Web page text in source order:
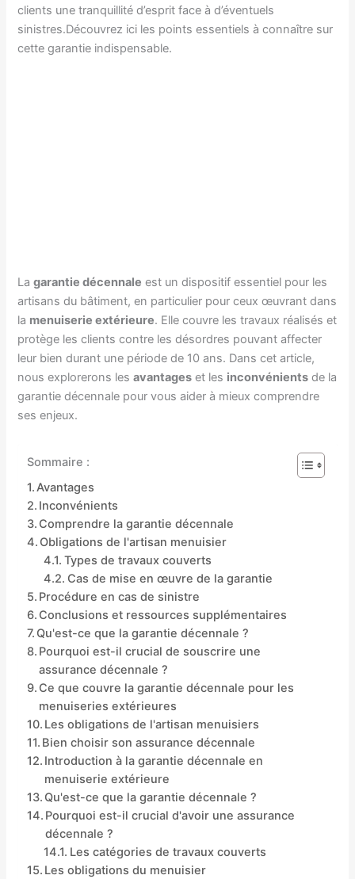
clients une tranquillité d’esprit face à d’éventuels
sinistres.Découvrez ici les points essentiels à connaître sur
cette garantie indispensable.
Lagarantie décennale est un dispositif essentiel pour les
artisans du bâtiment, en particulier pour ceux œuvrant dans
la menuiserie extérieure. Elle couvre les travaux réalisés et
protège les clients contre les désordres pouvant affecter
leur bien durant une période de 10 ans. Dans cet article,
nous explorerons lesavantages et les inconvénients de la
garantie décennale pour vous aider à mieux comprendre
ses enjeux.
Sommaire :
Avantages
Inconvénients
Comprendre la garantie décennale
Obligations de l'artisan menuisier
Types de travaux couverts
Cas de mise en œuvre de la garantie
Procédure en cas de sinistre
Conclusions et ressources supplémentaires
Qu'est-ce que la garantie décennale ?
Pourquoi est-il crucial de souscrire une
assurance décennale ?
Ce que couvre la garantie décennale pour les
menuiseries extérieures
Les obligations de l'artisan menuisiers
Bien choisir son assurance décennale
Introduction à la garantie décennale en
menuiserie extérieure
Qu'est-ce que la garantie décennale ?
Pourquoi est-il crucial d'avoir une assurance
décennale ?
Les catégories de travaux couverts
Les obligations du menuisier